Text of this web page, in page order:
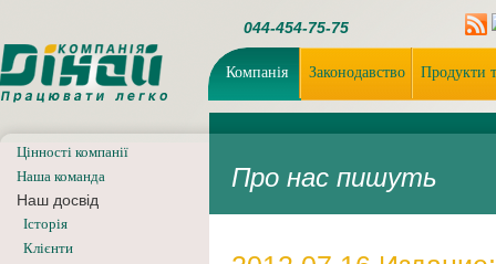
044-454-75-75
Компанія Законодавство Продукти
Про нас пишуть
Цінності компанії
Наша команда
Наш досвід
Iсторiя
Клієнти